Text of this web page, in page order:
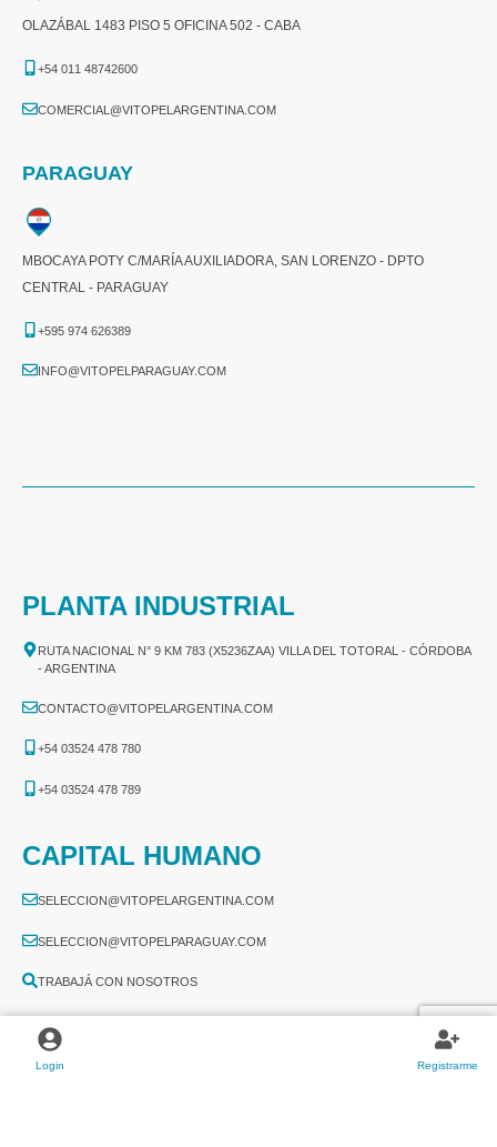
Login Registrarme
OLAZÁBAL 1483 PISO 5 OFICINA 502 - CABA
+54 011 48742600​
COMERCIAL@VITOPELARGENTINA.COM​
PARAGUAY
MBOCAYA POTY C/MARÍA AUXILIADORA, SAN LORENZO - DPTO
CENTRAL - PARAGUAY
+595 974 626389
INFO@VITOPELPARAGUAY.COM
PLANTA INDUSTRIAL
RUTA NACIONAL N° 9 KM 783 (X5236ZAA) VILLA DEL TOTORAL - CÓRDOBA
- ARGENTINA
CONTACTO@VITOPELARGENTINA.COM
+54 03524 478 780​
+54 03524 478 789​
CAPITAL HUMANO
SELECCION@VITOPELARGENTINA.COM
SELECCION@VITOPELPARAGUAY.COM
TRABAJÁ CON NOSOTROS